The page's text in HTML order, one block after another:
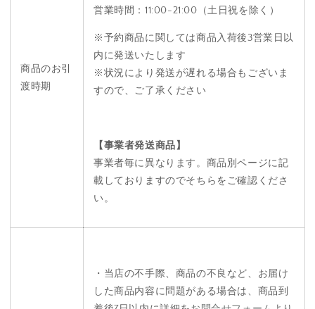
商品のお引
渡時期
営業時間：11:00-21:00（土日祝を除く）
※予約商品に関しては商品入荷後3営業日以
内に発送いたします
※状況により発送が遅れる場合もございま
すので、ご了承ください
【事業者発送商品】
事業者毎に異なります。商品別ページに記
載しておりますのでそちらをご確認くださ
い。
・当店の不手際、商品の不良など、お届け
した商品内容に問題がある場合は、商品到